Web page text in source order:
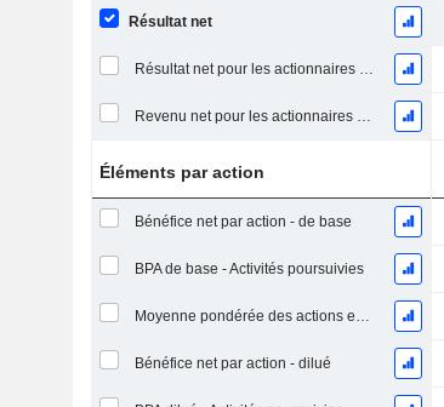
Résultat net
Résultat net pour les actionnaires ordinaires, éléments exceptionnels inclus.
Revenu net pour les actionnaires ordinaires, hors éléments exceptionnelsRésultat net pour les actionnaires ordinaires, éléments exceptionnels exclus.
Éléments par action
Bénéfice net par action - de base
BPA de base - Activités poursuivies
Moyenne pondérée des actions en circulation
Bénéfice net par action - dilué